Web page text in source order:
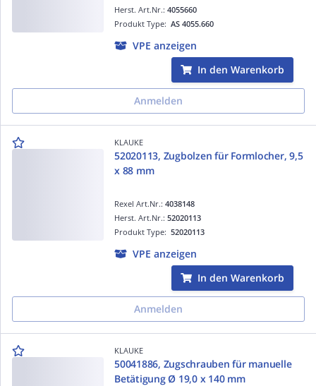
Produkt Type: AS 4055.660
Herst. Art.Nr.: 4055660
VPE anzeigen
In den Warenkorb
Anmelden
KLAUKE
52020113, Zugbolzen für Formlocher, 9,5
x 88 mm
Rexel Art.Nr.: 4038148
Produkt Type: 52020113
Herst. Art.Nr.: 52020113
VPE anzeigen
In den Warenkorb
Anmelden
KLAUKE
50041886, Zugschrauben für manuelle
Betätigung Ø 19,0 x 140 mm